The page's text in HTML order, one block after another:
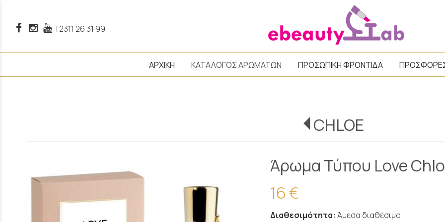
| 2311 26 31 99
ΑΡΧΙΚΗ ΚΑΤΑΛΟΓΟΣ ΑΡΩΜΑΤΩΝ ΠΡΟΣΩΠΙΚΗ ΦΡΟΝΤΙΔΑ
CHLOE
Άρωμα Τύπου Love
16 €
Διαθεσιμότητα: Άμεσα διαθέσιμο